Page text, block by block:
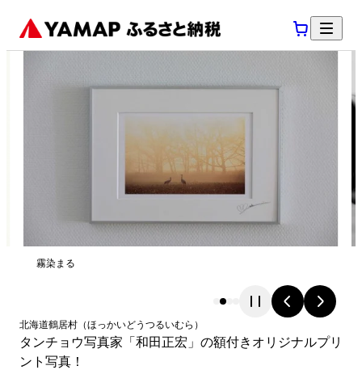
霧染まる
北海道鶴居村 （ほっかいどう つるいむら ）
タンチョウ写真家「和田正宏」の額付きオリジナルプリ
ント写真！